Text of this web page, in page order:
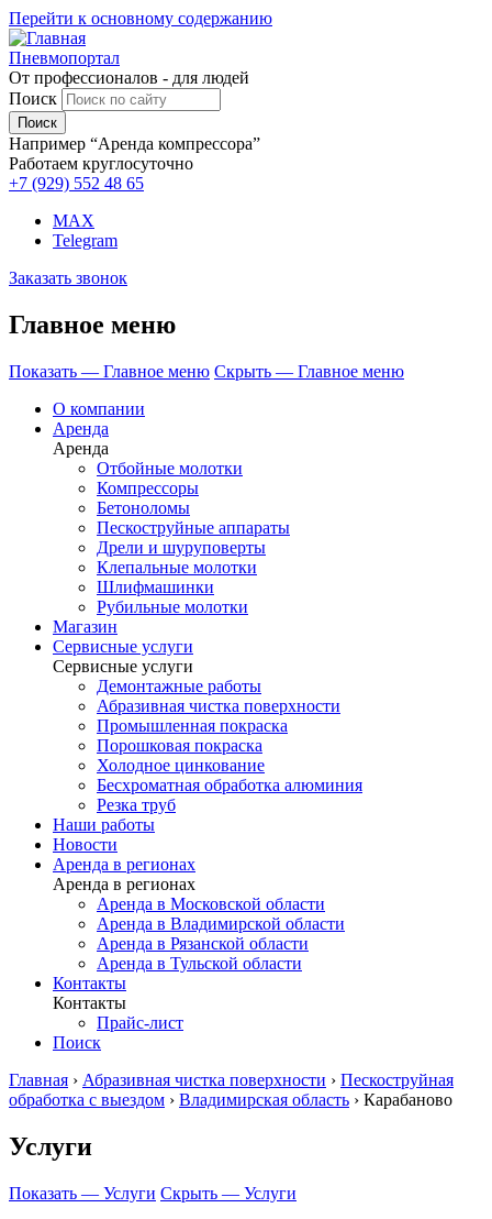
Перейти к основному содержанию
Пневмопортал
От профессионалов - для людей
Поиск
Например “Аренда компрессора”
Работаем круглосуточно
+7 (929) 552 48 65
MAX
Telegram
Заказать звонок
Главное меню
Показать — Главное меню Скрыть — Главное меню
О компании
Аренда
Аренда
Отбойные молотки
Компрессоры
Бетоноломы
Пескоструйные аппараты
Дрели и шуруповерты
Клепальные молотки
Шлифмашинки
Рубильные молотки
Магазин
Сервисные услуги
Сервисные услуги
Демонтажные работы
Абразивная чистка поверхности
Промышленная покраска
Порошковая покраска
Холодное цинкование
Бесхроматная обработка алюминия
Резка труб
Наши работы
Новости
Аренда в регионах
Аренда в регионах
Аренда в Московской области
Аренда в Владимирской области
Аренда в Рязанской области
Аренда в Тульской области
Контакты
Контакты
Прайс-лист
Поиск
Главная › Абразивная чистка поверхности › Пескоструйная
обработка с выездом › Владимирская область › Карабаново
Услуги
Показать — Услуги Скрыть — Услуги